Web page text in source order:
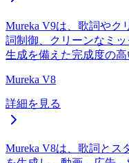
Mureka V9は、歌詞やク
詞制御、クリーンなミ
生成を備えた完成度の
Mureka V8
詳細を見る
Mureka V8は、歌詞とス